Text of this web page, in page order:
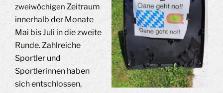
zweiwöchigen Zeitraum
innerhalb der Monate
Mai bis Juli in die zweite
Runde. Zahlreiche
Sportler und
Sportlerinnen haben
sich entschlossen,